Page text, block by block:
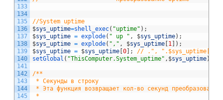
133
134
135
136
137
138
139
140
141
142
143
144
145
//System uptime
$sys_uptime=shell_exec( "uptime" ) ;
$sys_uptime = explode( " up " , $sys_uptime) ;
$sys_uptime = explode( "," , $sys_uptime 1 ) ;
$sys_uptime = $sys_uptime 0 ;
// .", ".$sys_uptime[1];
setGlobal ( "ThisComputer.System_uptime" , $sys_uptime)
/**
* Секунды в строку
* Эта функция возвращает кол-во секунд
*